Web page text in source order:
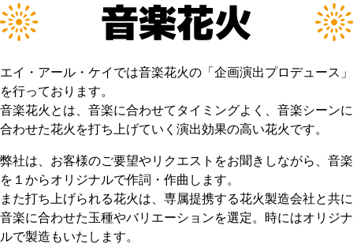
音楽花火
エイ・アール・ケイでは音楽花火の「企画演出プロデュース」
を行っております。
音楽花火とは、音楽に合わせてタイミングよく、音楽シーンに
合わせた花火を打ち上げていく演出効果の高い花火です。
弊社は、お客様のご要望やリクエストをお聞きしながら、音楽
を１からオリジナルで作詞・作曲します。
また打ち上げられる花火は、専属提携する花火製造会社と共に
音楽に合わせた玉種やバリエーションを選定。時にはオリジナ
ルで製造もいたします。